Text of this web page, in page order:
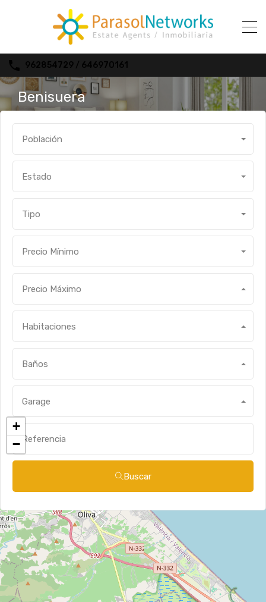
962854729 / 646970161
Benisuera
Población
Estado
Tipo
Precio Mínimo
Precio Máximo
Habitaciones
Baños
Garage
Buscar
+
−